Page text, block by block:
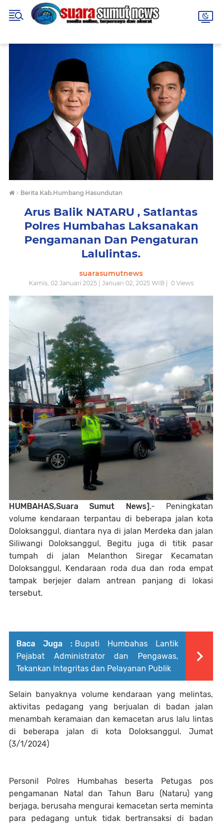
› Berita Kab.Humbang Hasundutan
Arus Balik NATARU , Satlantas
Polres Humbahas Laksanakan
Pengamanan Dan Pengaturan
Lalulintas.
suarasumutnews
Kamis, 02 Januari 2025 | Januari 02, 2025 WIB | 0Views
HUMBAHAS,Suara Sumut News],- Peningkatan
volume kendaraan terpantau di beberapa jalan kota
Doloksanggul, diantara nya di jalan Merdeka dan jalan
Siliwangi Doloksanggul, Begitu juga di titik pasar
tumpah di jalan Melanthon Siregar Kecamatan
Doloksanggul, Kendaraan roda dua dan roda empat
tampak berjejer dalam antrean panjang di lokasi
tersebut.
Baca Juga : Bupati Humbahas Lantik
Pejabat Administrator dan Pengawas,
Tekankan Integritas dan Pelayanan Publik
Selain banyaknya volume kendaraan yang melintas,
aktivitas pedagang yang berjualan di badan jalan
menambah keramaian dan kemacetan arus lalu lintas
di beberapa jalan di kota Doloksanggul. Jumat
(3/1/2024)
Personil Polres Humbahas beserta Petugas pos
pengamanan Natal dan Tahun Baru (Nataru) yang
berjaga, berusaha mengurai kemacetan serta meminta
para pedagang untuk tidak bertransaksi di badan